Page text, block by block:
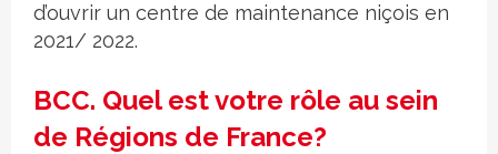
d’ouvrir un centre de maintenance niçois en
2021/ 2022.
BCC. Quel est votre rôle au sein
de Régions de France?